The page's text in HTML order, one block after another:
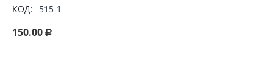
КОД:
515-1
150.00 Р